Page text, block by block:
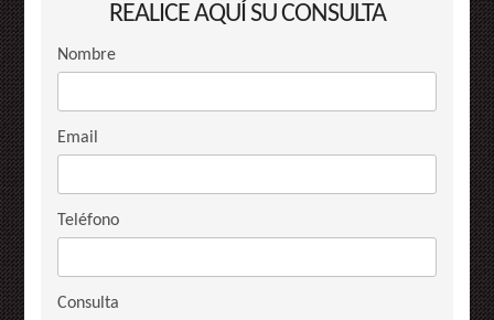
REALICE AQUÍ SU CONSULTA
Nombre
Email
Teléfono
Consulta